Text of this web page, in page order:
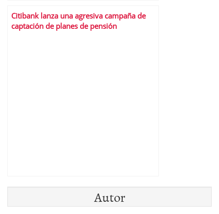
Citibank lanza una agresiva campaña de
captación de planes de pensión
Autor